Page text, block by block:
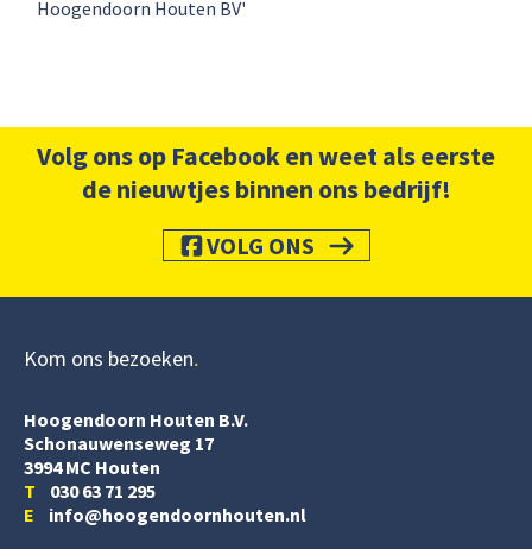
Hoogendoorn Houten BV'
Volg ons op Facebook en weet als eerste
de nieuwtjes binnen ons bedrijf!
VOLG ONS
Kom ons bezoeken
Hoogendoorn Houten B.V.
Schonauwenseweg 17
3994 MC Houten
T 030 63 71 295
E info@hoogendoornhouten.nl